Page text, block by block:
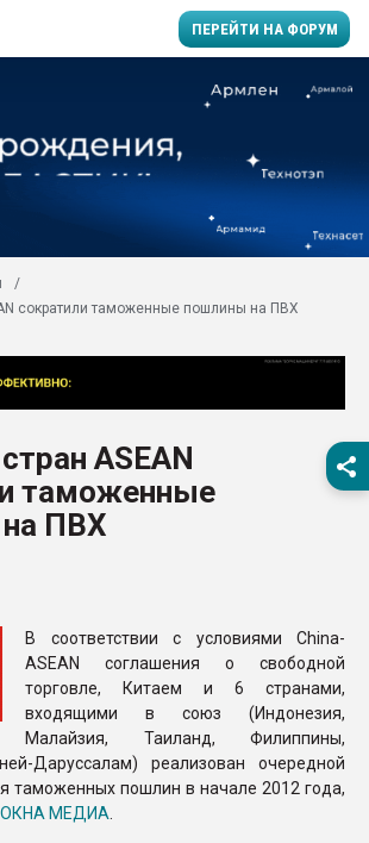
ПЕРЕЙТИ НА ФОРУМ
заводу пластмасс"
28.07.2026
28.07.2026
ПЕРЕЙТИ НА
сократили таможенные пошлины на ПВХ
ASEAN
таможенные
ПВХ
В соответствии с условиями China-
ASEAN соглашения о свободной
торговле, Китаем и 6 странами,
входящими в союз (Индонезия,
Малайзия, Таиланд, Филиппины,
Даруссалам) реализован очередной
таможенных пошлин в начале 2012 года,
ОКНА МЕДИА